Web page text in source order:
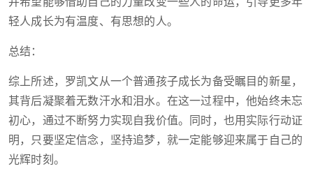
轻人成长为有温度、有思想的人。
总结：
综上所述，罗凯文从一个普通孩子成长为备受瞩目的新星，
其背后凝聚着无数汗水和泪水。在这一过程中，他始终未忘
初心，通过不断努力实现自我价值。同时，也用实际行动证
明，只要坚定信念，坚持追梦，就一定能够迎来属于自己的
光辉时刻。